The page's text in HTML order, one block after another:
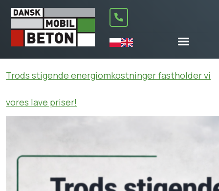
Trods stigende energiomkostninger fastholder vi
vores lave priser!